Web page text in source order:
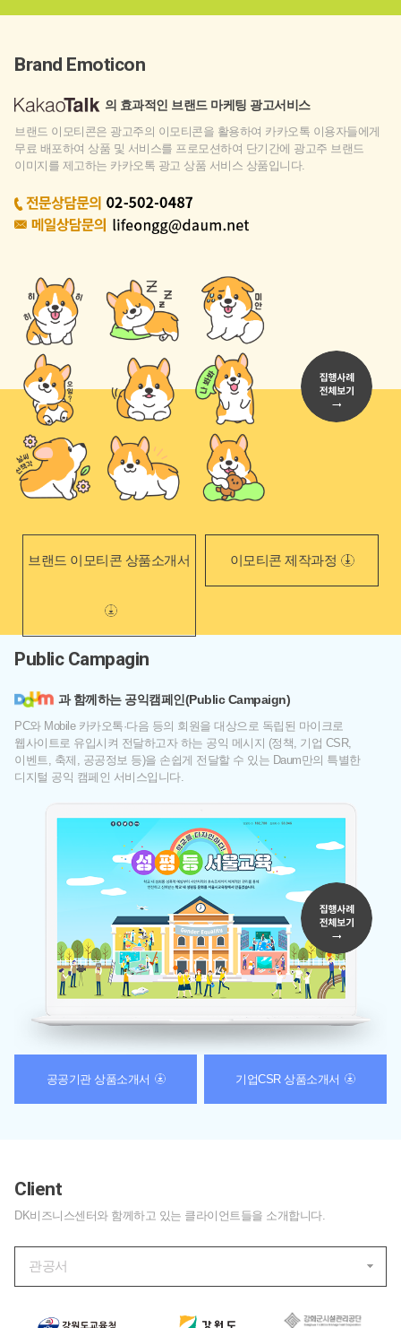
Brand Emoticon
의 효과적인 브랜드 마케팅 광고서비스
브랜드 이모티콘은 광고주의 이모티콘을 활용하여 카카오톡 이용자들에게
무료 배포하여 상품 및 서비스를 프로모션하여 단기간에 광고주 브랜드
이미지를 제고하는 카카오톡 광고 상품 서비스 상품입니다.
브랜드 이모티콘 상품소개서 이모티콘 제작과정
Public Campagin
과 함께하는 공익캠페인(Public Campaign)
PC와 Mobile 카카오톡·다음 등의 회원을 대상으로 독립된 마이크로
웹사이트로 유입시켜 전달하고자 하는 공익 메시지 (정책, 기업 CSR,
이벤트, 축제, 공공정보 등)을 손쉽게 전달할 수 있는 Daum만의 특별한
디지털 공익 캠페인 서비스입니다.
공공기관 상품소개서 기업CSR 상품소개서
Client
DK비즈니스센터와 함께하고 있는 클라이언트들을 소개합니다.